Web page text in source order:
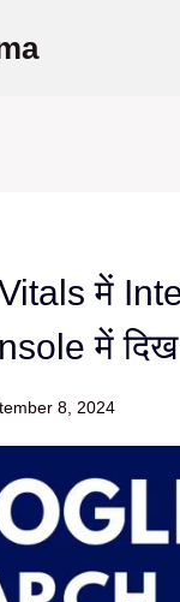
में
में
8, 2024